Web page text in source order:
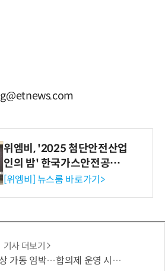
위엠비, '2025 첨단안전산업
인의 밤' 한국가스안전공사
사장상 수상
[위엠비] 뉴스룸 바로가기>
기사 더보기
가동 임박…합의제 운영 시험대